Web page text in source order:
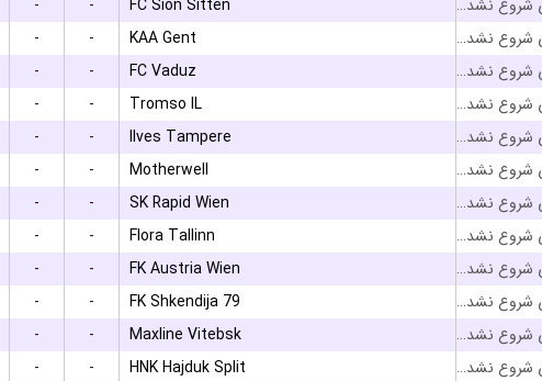
- - FC Sion Sitten بازی شروع نشده است
- - KAA Gent بازی شروع نشده است
- - FC Vaduz بازی شروع نشده است
- - Tromso IL بازی شروع نشده است
- - Ilves Tampere بازی شروع نشده است
- - Motherwell بازی شروع نشده است
- - SK Rapid Wien بازی شروع نشده است
- - Flora Tallinn بازی شروع نشده است
- - FK Austria Wien بازی شروع نشده است
- - FK Shkendija 79 بازی شروع نشده است
- - Maxline Vitebsk بازی شروع نشده است
- - HNK Hajduk Split بازی شروع نشده است